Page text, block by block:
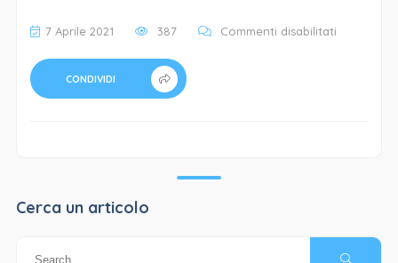
7 Aprile 2021 387 Commenti disabilitatisu
CONDIVIDI
Cerca un articolo